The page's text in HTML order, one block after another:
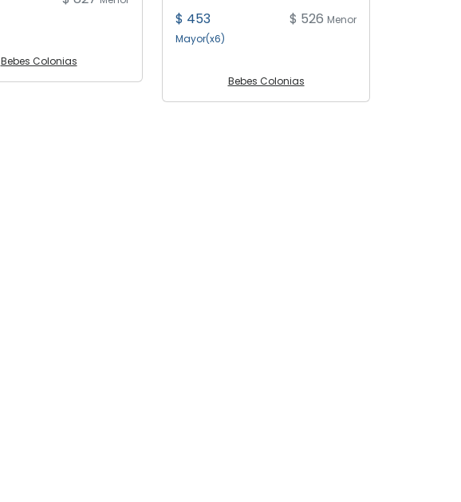
Bebes Colonias
$ 453
Mayor(x6)
$ 526 Menor
Bebes Colonias